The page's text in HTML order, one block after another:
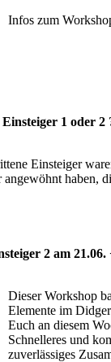
Infos zum
1 oder 2
Einsteiger
haben,
2 am 21.06.
Dieser Workshop
Elemente im
Euch an diesem
Schnelleres und
zuverlässiges